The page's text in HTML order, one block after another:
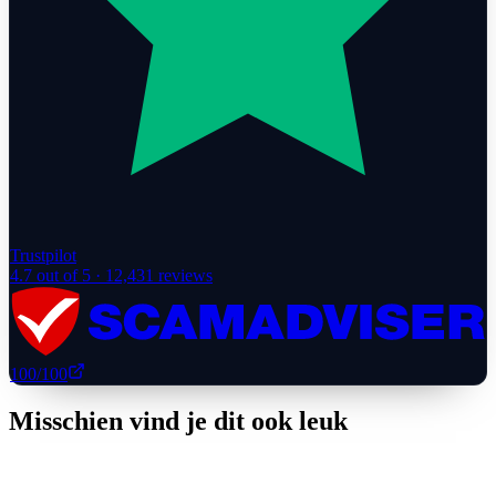
Trustpilot
4.7 out of 5 · 12,431 reviews
100/100
Misschien vind je dit ook leuk